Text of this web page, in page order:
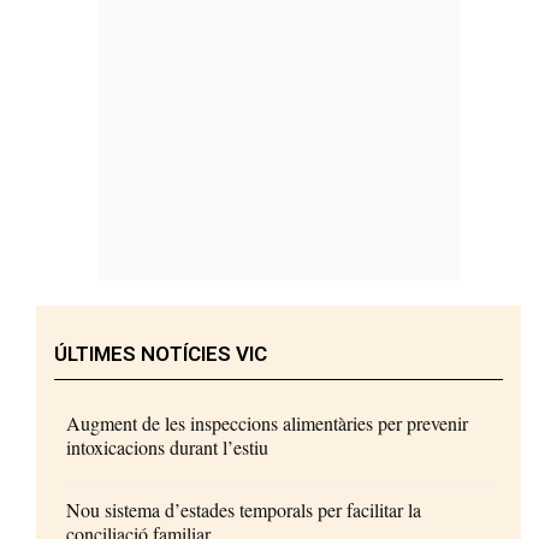
ÚLTIMES NOTÍCIES VIC
Augment de les inspeccions alimentàries per prevenir
intoxicacions durant l’estiu
Nou sistema d’estades temporals per facilitar la
conciliació familiar